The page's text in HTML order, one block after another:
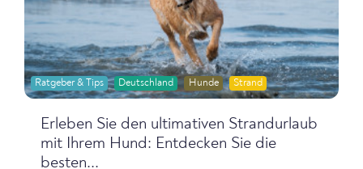
Ratgeber & Tips Deutschland Hunde Strand
Erleben Sie den ultimativen Strandurlaub
mit Ihrem Hund: Entdecken Sie die
besten...